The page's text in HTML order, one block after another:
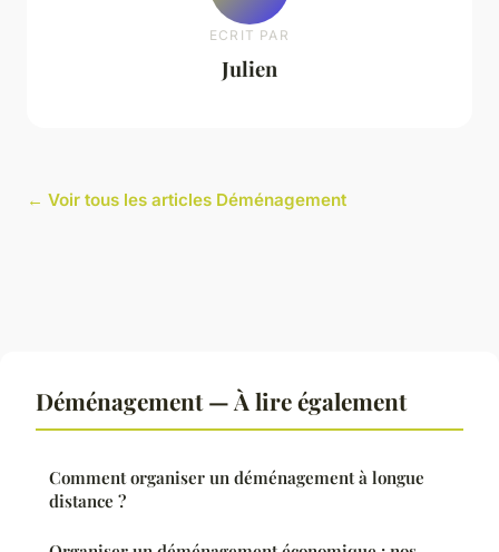
ECRIT PAR
Julien
← Voir tous les articles Déménagement
Déménagement — À lire également
Comment organiser un déménagement à longue
distance ?